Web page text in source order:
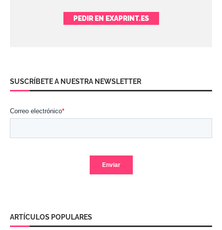
PEDIR EN EXAPRINT.ES
SUSCRÍBETE A NUESTRA NEWSLETTER
ARTÍCULOS POPULARES